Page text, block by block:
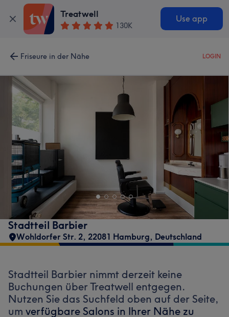
Treatwell
130K
Use app
Friseure in der Nähe LOGIN
Stadtteil Barbier
Wohldorfer Str. 2, 22081 Hamburg, Deutschland
Stadtteil Barbier nimmt derzeit keine
Buchungen über Treatwell entgegen.
Nutzen Sie das Suchfeld oben auf der Seite,
um verfügbare Salons in Ihrer Nähe zu